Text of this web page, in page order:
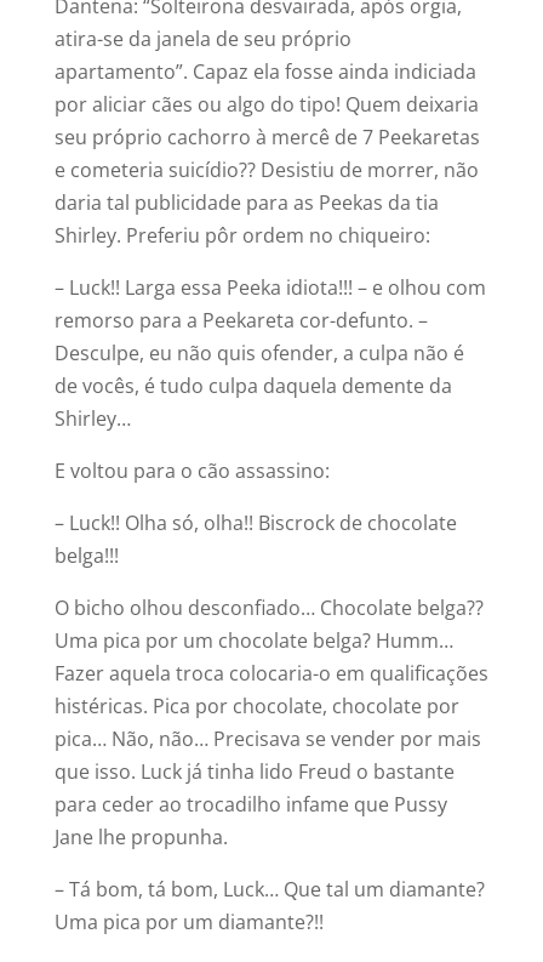
Dantena: “Solteirona desvairada, após orgia,
atira-se da janela de seu próprio
apartamento”. Capaz ela fosse ainda indiciada
por aliciar cães ou algo do tipo! Quem deixaria
seu próprio cachorro à mercê de 7 Peekaretas
e cometeria suicídio?? Desistiu de morrer, não
daria tal publicidade para as Peekas da tia
Shirley. Preferiu pôr ordem no chiqueiro:
– Luck!! Larga essa Peeka idiota!!! – e olhou com
remorso para a Peekareta cor-defunto. –
Desculpe, eu não quis ofender, a culpa não é
de vocês, é tudo culpa daquela demente da
Shirley…
E voltou para o cão assassino:
– Luck!! Olha só, olha!! Biscrock de chocolate
belga!!!
O bicho olhou desconfiado… Chocolate belga??
Uma pica por um chocolate belga? Humm…
Fazer aquela troca colocaria-o em qualificações
histéricas. Pica por chocolate, chocolate por
pica… Não, não… Precisava se vender por mais
que isso. Luck já tinha lido Freud o bastante
para ceder ao trocadilho infame que Pussy
Jane lhe propunha.
– Tá bom, tá bom, Luck… Que tal um diamante?
Uma pica por um diamante?!!